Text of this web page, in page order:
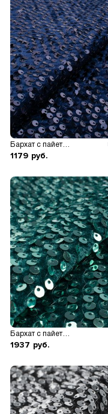
Бархат с пайетками
1179 руб.
Бархат с пайетками
1937 руб.